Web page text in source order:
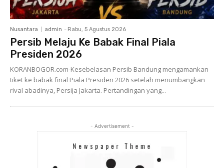
Nusantara admin - Rabu, 5 Agustus 2026
Persib Melaju Ke Babak Final Piala
Presiden 2026
KORANBOGOR.com-Kesebelasan Persib Bandung mengamankan
tiket ke babak final Piala Presiden 2026 setelah menumbangkan
rival abadinya, Persija Jakarta. Pertandingan yang...
- Advertisement -